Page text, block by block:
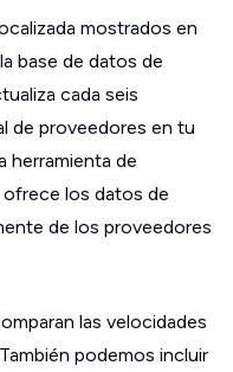
mostrados en
base de datos de
cada seis
de proveedores en tu
herramienta de
los datos de
de los proveedores
las velocidades
podemos incluir